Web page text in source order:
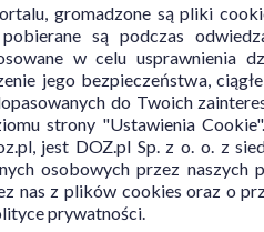
gromadzone są pliki
są podczas
w celu usprawnienia
jego bezpieczeństwa,
do Twoich
strony "Ustawienia
jest DOZ.pl Sp. z o. o. z
osobowych przez
nas z plików cookies oraz o
prywatności.